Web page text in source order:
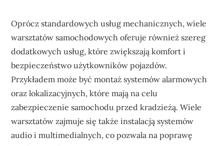
Oprócz standardowych usług mechanicznych, wiele
warsztatów samochodowych oferuje również szereg
dodatkowych usług, które zwiększają komfort i
bezpieczeństwo użytkowników pojazdów.
Przykładem może być montaż systemów alarmowych
oraz lokalizacyjnych, które mają na celu
zabezpieczenie samochodu przed kradzieżą. Wiele
warsztatów zajmuje się także instalacją systemów
audio i multimedialnych, co pozwala na poprawę